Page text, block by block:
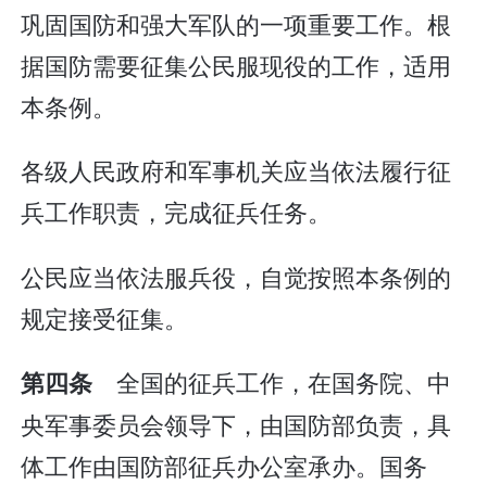
巩固国防和强大军队的一项重要工作。根
据国防需要征集公民服现役的工作，适用
本条例。
各级人民政府和军事机关应当依法履行征
兵工作职责，完成征兵任务。
公民应当依法服兵役，自觉按照本条例的
规定接受征集。
第四条 全国的征兵工作，在国务院、中
央军事委员会领导下，由国防部负责，具
体工作由国防部征兵办公室承办。国务